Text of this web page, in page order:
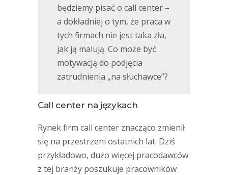
będziemy pisać o call center –
a dokładniej o tym, że praca w
tych firmach nie jest taka zła,
jak ją malują. Co może być
motywacją do podjęcia
zatrudnienia „na słuchawce”?
Call center na językach
Rynek firm call center znacząco zmienił
się na przestrzeni ostatnich lat. Dziś
przykładowo, dużo więcej pracodawców
z tej branży poszukuje pracowników